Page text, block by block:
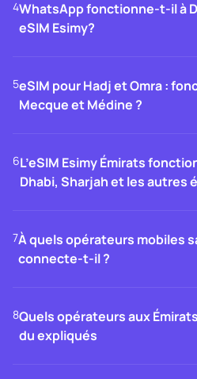
4WhatsApp fonctionne-t-il à
eSIM Esimy?
5eSIM pour Hadj et Omra :
Mecque et Médine ?
6L’eSIM Esimy Émirats
Dhabi, Sharjah et les autres
7À quels opérateurs mobiles
connecte-t-il ?
8Quels opérateurs aux
du expliqués